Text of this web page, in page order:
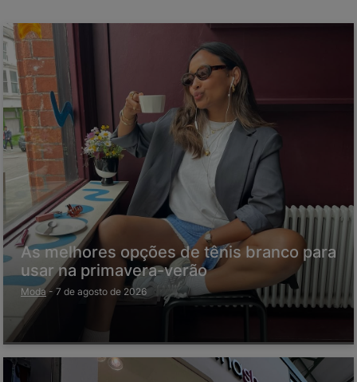
As melhores opções de tênis branco para
usar na primavera-verão
Moda - 7 de agosto de 2026